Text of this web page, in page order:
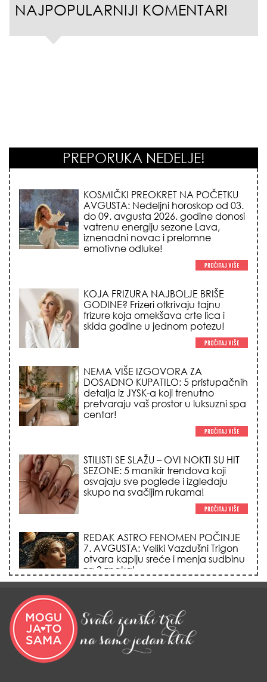
NAJPOPULARNIJI KOMENTARI
PREPORUKA NEDELJE!
KOJA FRIZURA NAJBOLJE BRIŠE
GODINE? Frizeri otkrivaju tajnu
frizure koja omekšava crte lica i
skida godine u jednom potezu!
NEMA VIŠE IZGOVORA ZA
detalja iz JYSK-a koji trenutno
pretvaraju vaš prostor u luksuzni spa
centar!
SEZONE: 5 manikir trendova koji
osvajaju sve poglede i izgledaju
skupo na svačijim rukama!
REDAK ASTRO FENOMEN POČINJE
otvara kapiju sreće i menja sudbinu
za 3 znaka!
LJUDI U SRBIJI MASOVNO KUPUJU
peškirom i ledom koji rashlađuje stan
na +35 za 10 minuta (BEZ KLIME)!
ako želite da vam kosa raste kao iz
vode i privučete novu ljubav!